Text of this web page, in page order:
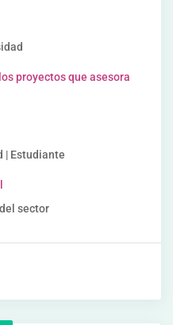
proyectos que asesora
| Estudiante
sector